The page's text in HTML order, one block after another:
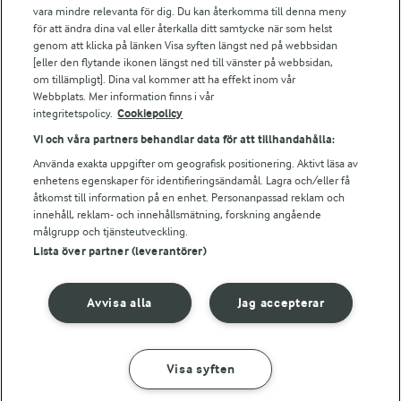
Bildbank
Följ oss
© 2026 Arla Foods
Integritetspolicy
vara mindre relevanta för dig. Du kan återkomma till denna meny
för att ändra dina val eller återkalla ditt samtycke när som helst
genom att klicka på länken Visa syften längst ned på webbsidan
[eller den flytande ikonen längst ned till vänster på webbsidan,
om tillämpligt]. Dina val kommer att ha effekt inom vår
Webbplats. Mer information finns i vår
integritetspolicy. Cookiepolicy
Vi och våra partners behandlar data för att tillhandahålla:
Använda exakta uppgifter om geografisk positionering. Aktivt läsa av
enhetens egenskaper för identifieringsändamål. Lagra och/eller få
åtkomst till information på en enhet. Personanpassad reklam och
innehåll, reklam- och innehållsmätning, forskning angående
målgrupp och tjänsteutveckling.
Lista över partner (leverantörer)
Jag accepterar
Avvisa alla
Visa syften